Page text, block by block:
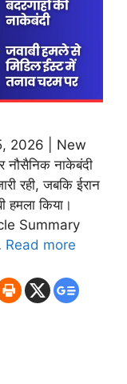
2026 | New
नौसैनिक नाकेबंदी
रही, जबकि ईरान
हमला किया।
Summary
Read more